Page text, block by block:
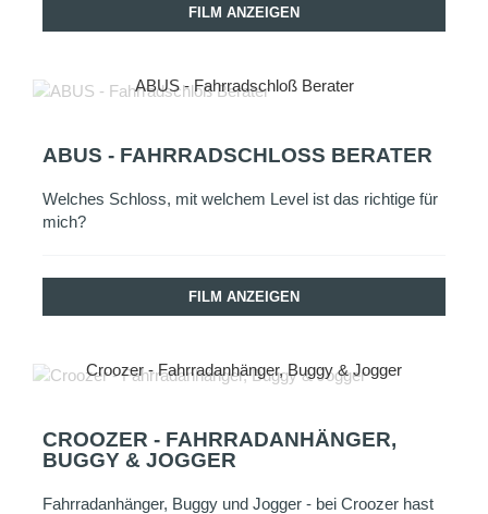
FILM ANZEIGEN
ABUS - Fahrradschloß Berater
ABUS - FAHRRADSCHLOSS BERATER
Welches Schloss, mit welchem Level ist das richtige für
mich?
FILM ANZEIGEN
Croozer - Fahrradanhänger, Buggy & Jogger
CROOZER - FAHRRADANHÄNGER,
BUGGY & JOGGER
Fahrradanhänger, Buggy und Jogger - bei Croozer hast